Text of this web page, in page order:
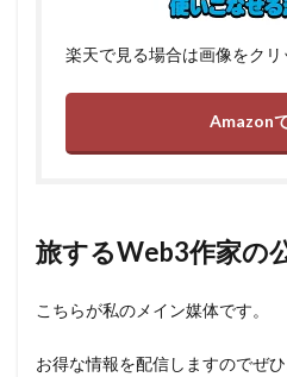
楽天で見る場合は画像をクリ
Amazon
旅するWeb3作家の
こちらが私のメイン媒体です。
お得な情報を配信しますのでぜひ